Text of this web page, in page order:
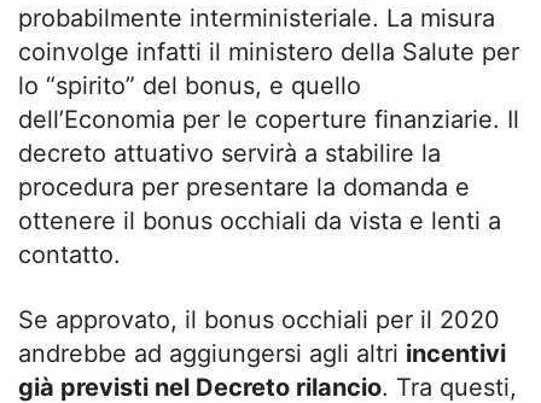
probabilmente interministeriale. La misura
coinvolge infatti il ministero della Salute per
lo “spirito” del bonus, e quello
dell’Economia per le coperture finanziarie. Il
decreto attuativo servirà a stabilire la
procedura per presentare la domanda e
ottenere il bonus occhiali da vista e lenti a
contatto.
Se approvato, il bonus occhiali per il 2020
andrebbe ad aggiungersi agli altri incentivi
già previsti nel Decreto rilancio. Tra questi,